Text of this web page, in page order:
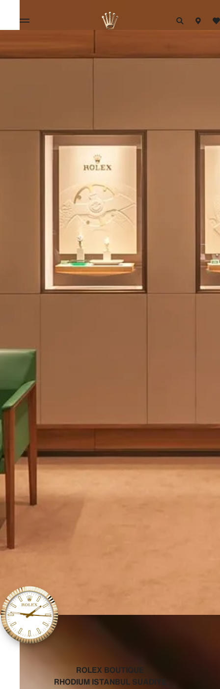
‭ROLEX BOUTIQUE
RHODIUM ISTANBUL SUADIYE‬